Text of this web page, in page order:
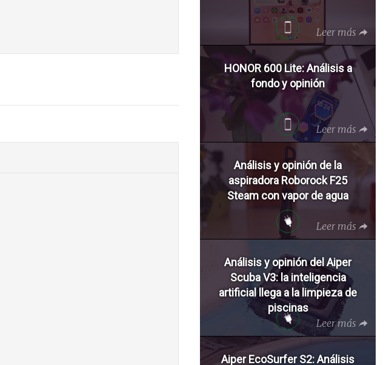
Leer más
HONOR 600 Lite: Análisis a
fondo y opinión
Leer más
Análisis y opinión de la
aspiradora Roborock F25
Steam con vapor de agua
Leer más
Análisis y opinión del Aiper
Scuba V3: la inteligencia
artificial llega a la limpieza de
piscinas
Leer más
Aiper EcoSurfer S2: Análisis